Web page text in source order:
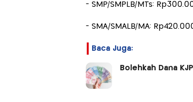
- SMP/SMPLB/MTs:
- SMA/SMALB/MA:
Baca Juga:
Bolehkah Dana